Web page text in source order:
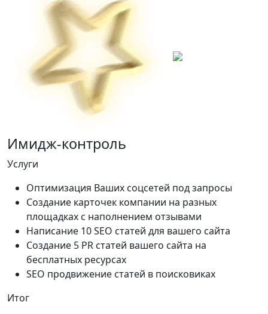
Имидж-контроль
Услуги
Оптимизация Ваших соцсетей под запросы
Создание карточек компании на разных
площадках с наполнением отзывами
Написание 10 SEO статей для вашего сайта
Создание 5 PR статей вашего сайта на
бесплатных ресурсах
SEO продвижение статей в поисковиках
Итог